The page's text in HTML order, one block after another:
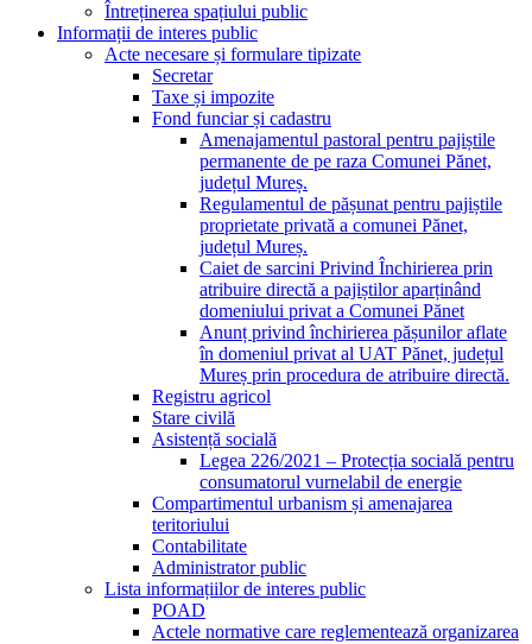
Întreținerea spațiului public
Informații de interes public
Acte necesare și formulare tipizate
Secretar
Taxe și impozite
Fond funciar și cadastru
Amenajamentul pastoral pentru pajiștile
permanente de pe raza Comunei Pănet,
județul Mureș.
Regulamentul de pășunat pentru pajiștile
proprietate privată a comunei Pănet,
județul Mureș.
Caiet de sarcini Privind Închirierea prin
atribuire directă a pajiștilor aparținând
domeniului privat a Comunei Pănet
Anunț privind închirierea pășunilor aflate
în domeniul privat al UAT Pănet, județul
Mureș prin procedura de atribuire directă.
Registru agricol
Stare civilă
Asistență socială
Legea 226/2021 – Protecția socială pentru
consumatorul vurnelabil de energie
Compartimentul urbanism și amenajarea
teritoriului
Contabilitate
Administrator public
Lista informațiilor de interes public
POAD
Actele normative care reglementează organizarea